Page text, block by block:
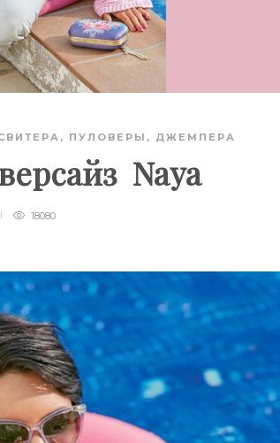
ПУЛОВЕРЫ, ДЖЕМПЕРА
Naya
18080